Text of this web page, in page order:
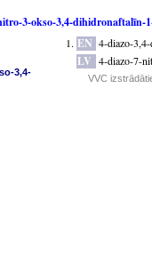
3-okso-3,4-dihidronaftalīn-
3,4-
EN 4-diazo-
LV 4-diazo-7-
VVC